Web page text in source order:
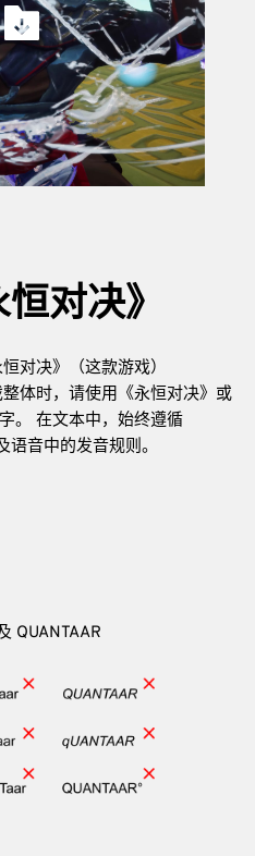
对决》
对决》（这款游戏）
体时，请使用《永恒对决》或
。 在文本中，始终遵循
音中的发音规则。
QUANTAAR